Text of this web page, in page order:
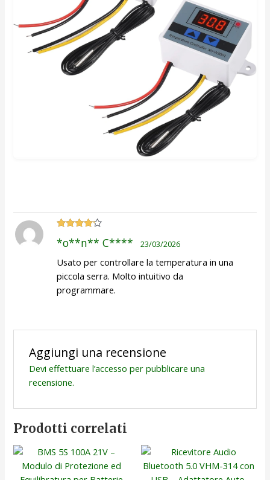
su 5
*o**n** C**** 23/03/2026
Usato per controllare la temperatura in una
piccola serra. Molto intuitivo da
programmare.
Aggiungi una recensione
Devi effettuare l’accesso per pubblicare una
recensione.
Prodotti correlati